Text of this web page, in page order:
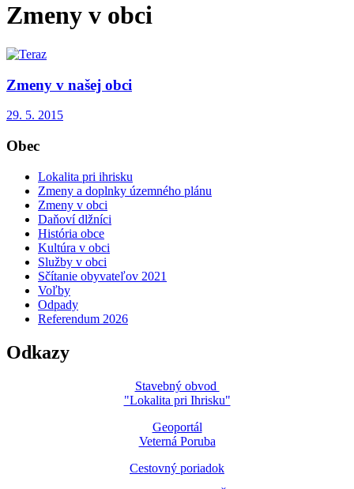
Zmeny v obci
Zmeny v našej obci
29. 5. 2015
Obec
Lokalita pri ihrisku
Zmeny a doplnky územného plánu
Zmeny v obci
Daňoví dlžníci
História obce
Kultúra v obci
Služby v obci
Sčítanie obyvateľov 2021
Voľby
Odpady
Referendum 2026
Odkazy
Stavebný obvod
"Lokalita pri Ihrisku"
Geoportál
Veterná Poruba
Cestovný poriadok